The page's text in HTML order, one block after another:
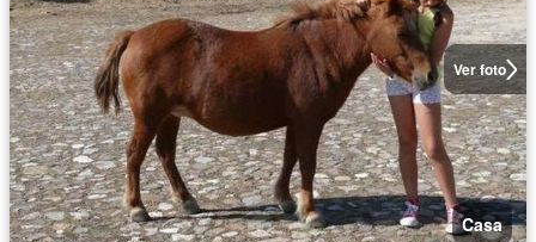
Ver foto
Casa